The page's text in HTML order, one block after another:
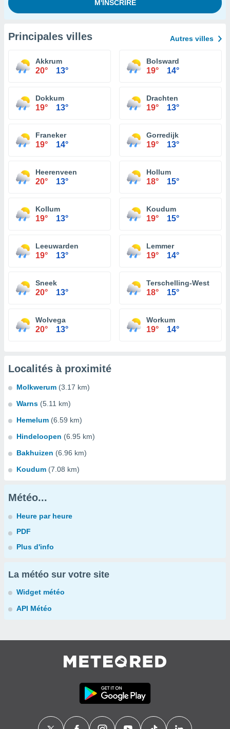
Principales villes Autres villes
Akkrum
20° 13°
Bolsward
19° 14°
Dokkum
19° 13°
Drachten
19° 13°
Franeker
19° 14°
Gorredijk
19° 13°
Heerenveen
20° 13°
Hollum
18° 15°
Kollum
19° 13°
Koudum
19° 15°
Leeuwarden
19° 13°
Lemmer
19° 14°
Sneek
20° 13°
Terschelling-West
18° 15°
Wolvega
20° 13°
Workum
19° 14°
Localités à proximité
Molkwerum (3.17 km)
Warns (5.11 km)
Hemelum (6.59 km)
Hindeloopen (6.95 km)
Bakhuizen (6.96 km)
Koudum (7.08 km)
Météo...
Heure par heure
PDF
Plus d'info
La météo sur votre site
Widget météo
API Météo